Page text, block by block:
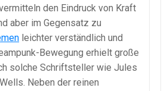
den Eindruck von Kraft
aber im Gegensatz zu
leichter verständlich und
Bewegung erhielt große
solche Schriftsteller wie Jules
Neben der reinen